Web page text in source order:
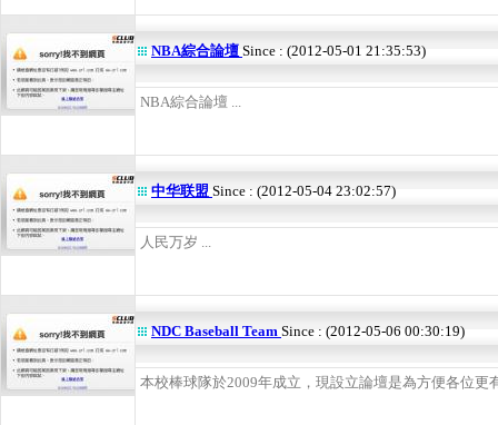
NBA綜合論壇 Since : (2012-05-01 21:35:53)
NBA綜合論壇 ...
中华联盟 Since : (2012-05-04 23:02:57)
人民万岁 ...
NDC Baseball Team Since : (2012-05-06 00:30:19)
本校棒球隊於2009年成立，現設立論壇是為方便各位更